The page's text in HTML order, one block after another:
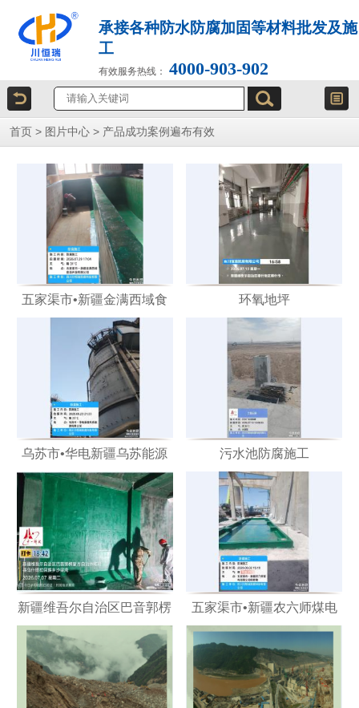
承接各种防水防腐加固等材料批发及施
工
有效服务热线： 4000-903-902
首页 > 图片中心 > 产品成功案例遍布有效
五家渠市•新疆金满西域食
品开发有限公司防腐施工
环氧地坪
乌苏市•华电新疆乌苏能源
脱硫塔防腐施工
污水池防腐施工
新疆维吾尔自治区巴音郭楞
蒙古自治州和硕县乌什塔拉
回族乡沙梁湾防腐施工
五家渠市•新疆农六师煤电
有限公司检修楼